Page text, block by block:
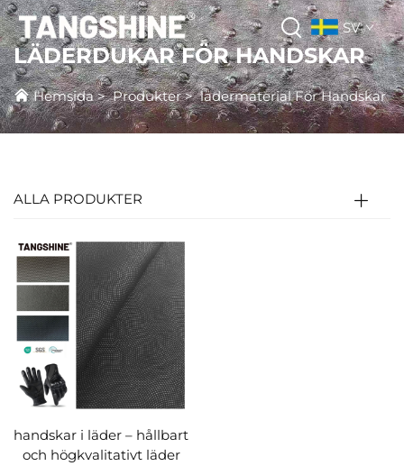
SV
LÄDERDUKAR FÖR HANDSKAR
Hemsida>Produkter>lädermaterial För Handskar
ALLA PRODUKTER
handskar i läder – hållbart
och högkvalitativt läder